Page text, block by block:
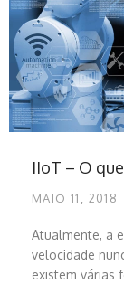
IIoT – O
MAIO 11, 2018
Atualmente, a
velocidade
existem várias